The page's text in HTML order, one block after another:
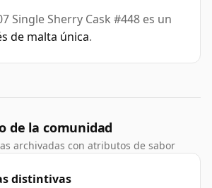
Single Sherry Cask #448 es un
de malta única.
de la comunidad
archivadas con atributos de sabor
distintivas